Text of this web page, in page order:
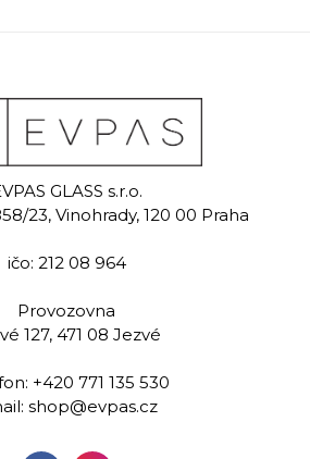
Evpas
rytá sklenice na
likér 60 ml
Přidat do
GLASS s.r.o.
23, Vinohrady, 120 00 Praha
ičo: 212 08 964
Provozovna
127, 471 08 Jezvé
+420 771 135 530
shop@evpas.cz